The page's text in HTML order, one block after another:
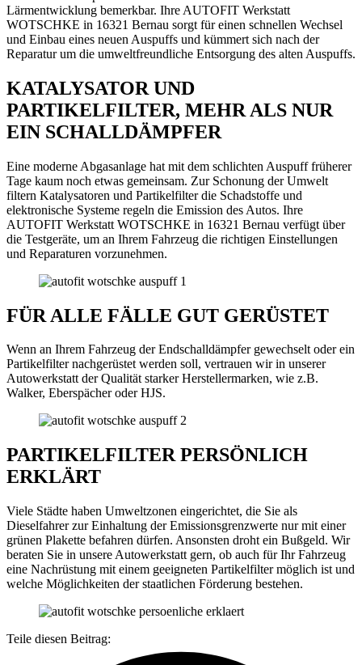
Lärmentwicklung bemerkbar. Ihre AUTOFIT Werkstatt
WOTSCHKE in 16321 Bernau sorgt für einen schnellen Wechsel
und Einbau eines neuen Auspuffs und kümmert sich nach der
Reparatur um die umweltfreundliche Entsorgung des alten Auspuffs.
KATALYSATOR UND
PARTIKELFILTER, MEHR ALS NUR
EIN SCHALLDÄMPFER
Eine moderne Abgasanlage hat mit dem schlichten Auspuff früherer
Tage kaum noch etwas gemeinsam. Zur Schonung der Umwelt
filtern Katalysatoren und Partikelfilter die Schadstoffe und
elektronische Systeme regeln die Emission des Autos. Ihre
AUTOFIT Werkstatt WOTSCHKE in 16321 Bernau verfügt über
die Testgeräte, um an Ihrem Fahrzeug die richtigen Einstellungen
und Reparaturen vorzunehmen.
FÜR ALLE FÄLLE GUT GERÜSTET
Wenn an Ihrem Fahrzeug der Endschalldämpfer gewechselt oder ein
Partikelfilter nachgerüstet werden soll, vertrauen wir in unserer
Autowerkstatt der Qualität starker Herstellermarken, wie z.B.
Walker, Eberspächer oder HJS.
PARTIKELFILTER PERSÖNLICH
ERKLÄRT
Viele Städte haben Umweltzonen eingerichtet, die Sie als
Dieselfahrer zur Einhaltung der Emissionsgrenzwerte nur mit einer
grünen Plakette befahren dürfen. Ansonsten droht ein Bußgeld. Wir
beraten Sie in unsere Autowerkstatt gern, ob auch für Ihr Fahrzeug
eine Nachrüstung mit einem geeigneten Partikelfilter möglich ist und
welche Möglichkeiten der staatlichen Förderung bestehen.
Teile diesen Beitrag: